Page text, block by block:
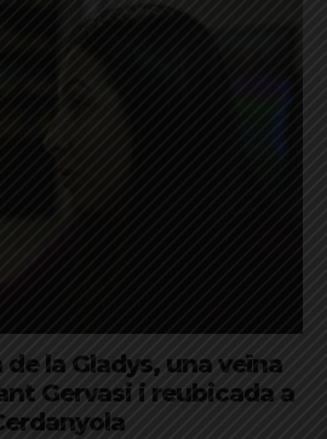
de la Gladys, una veïna
Gervasi i reubicada a